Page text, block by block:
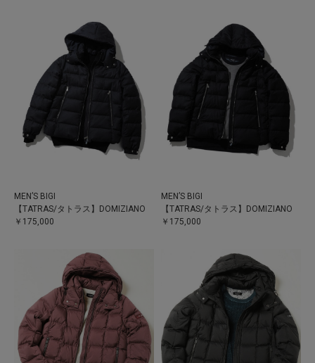
MEN’S BIGI
【TATRAS/タトラス】DOMIZIANO
￥175,000
MEN’S BIGI
【TATRAS/タトラス】DOMIZIANO
￥175,000